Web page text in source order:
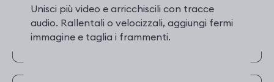
Unisci più video e arricchiscili con tracce
audio. Rallentali o velocizzali, aggiungi fermi
immagine e taglia i frammenti.